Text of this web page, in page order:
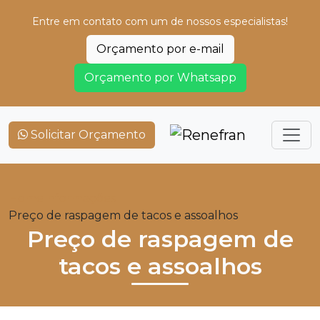
Entre em contato com um de nossos especialistas!
Orçamento por e-mail
Orçamento por Whatsapp
Solicitar Orçamento
Preço de raspagem de tacos e assoalhos
Preço de raspagem de
tacos e assoalhos